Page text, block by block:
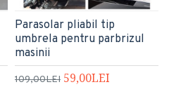
Parasolar pliabil tip
umbrela pentru parbrizul
masinii
109,00LEI 59,00LEI